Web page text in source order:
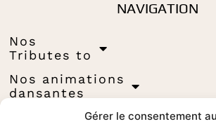
Gérer le consentement
NAVIGATION
Nos
Tributes to
Nos animations
dansantes